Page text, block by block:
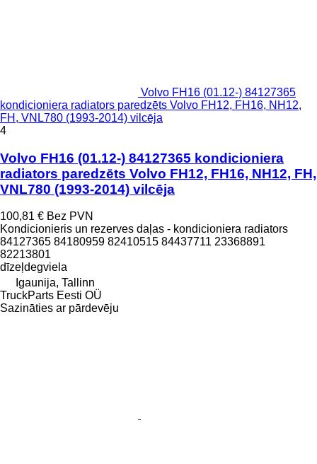
Volvo FH16 (01.12-) 84127365
kondicioniera radiators paredzēts Volvo FH12, FH16, NH12,
FH, VNL780 (1993-2014) vilcēja
4
Volvo FH16 (01.12-) 84127365 kondicioniera
radiators paredzēts Volvo FH12, FH16, NH12, FH,
VNL780 (1993-2014) vilcēja
100,81 € Bez PVN
Kondicionieris un rezerves daļas - kondicioniera radiators
84127365 84180959 82410515 84437711 23368891
82213801
dīzeļdegviela
Igaunija, Tallinn
TruckParts Eesti OÜ
Sazināties ar pārdevēju